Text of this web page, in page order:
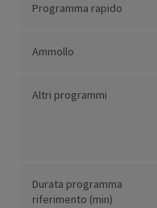
Programma rapido
Ammollo
Altri programmi
Durata programma
riferimento (min)